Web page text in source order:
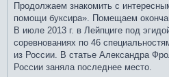
Продолжаем знакомить с
помощи буксира». Помещаем
В июле 2013 г. в Лейпциге под
соревнованиях по 46
из России. В статье Александра
России заняла последнее место.